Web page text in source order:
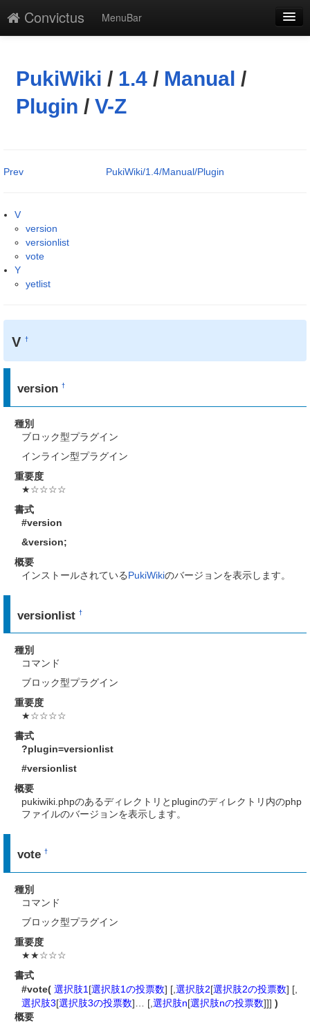
Convictus
MenuBar
添付
凍結解除
PukiWiki / 1.4 / Manual /
Plugin / V-Z
Prev PukiWiki/1.4/Manual/Plugin
V
version
versionlist
vote
Y
yetlist
V†
version†
種別
ブロック型プラグイン
インライン型プラグイン
重要度
★☆☆☆☆
書式
#version
&version;
概要
インストールされているPukiWikiのバージョンを表示します。
versionlist†
種別
コマンド
ブロック型プラグイン
重要度
★☆☆☆☆
書式
?plugin=versionlist
#versionlist
概要
pukiwiki.phpのあるディレクトリとpluginのディレクトリ内のphp
ファイルのバージョンを表示します。
vote†
種別
コマンド
ブロック型プラグイン
重要度
★★☆☆☆
書式
#vote( 選択肢1 [選択肢1の投票数] [, 選択肢2[選択肢2の投票数] [,
選択肢3[選択肢3の投票数]… [, 選択肢n[選択肢nの投票数]]] )
概要